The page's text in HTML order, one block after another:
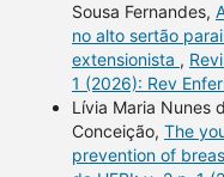
Sousa Fernandes,
no alto sertão
extensionista ,
1 (2026): Rev
Lívia Maria Nunes
Conceição, The
prevention of